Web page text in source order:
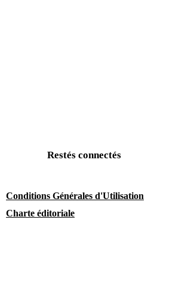
Restés connectés
Conditions Générales d'Utilisation
Charte éditoriale